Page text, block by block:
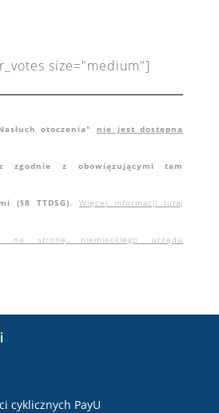
size="medium"]
otoczenia" nie jest dostępna
zgodnie z obowiązującymi tam
(§8 TTDSG). Więcej informacji tutaj
na stronę niemieckiego urzędu
cyklicznych PayU